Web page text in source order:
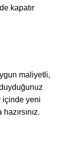
kapatır
maliyetli,
içinde yeni